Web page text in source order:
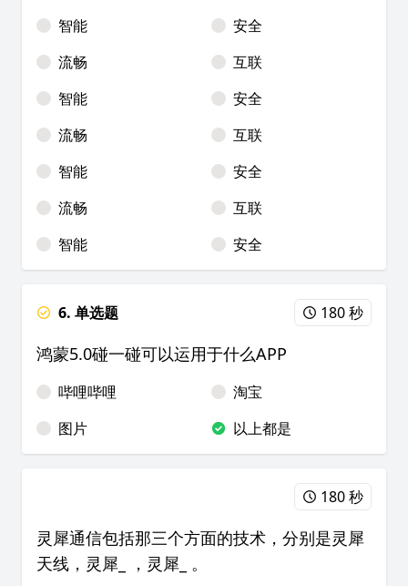
智能
安全
流畅
互联
智能
安全
流畅
互联
智能
安全
流畅
互联
智能
安全
6. 单选题 180 秒
鸿蒙5.0碰一碰可以运用于什么APP
哔哩哔哩
淘宝
图片
以上都是
180 秒
灵犀通信包括那三个方面的技术，分别是灵犀
天线，灵犀_ ，灵犀_ 。